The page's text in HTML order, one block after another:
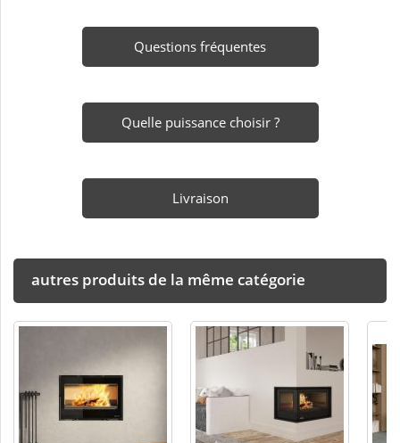
Questions fréquentes
Quelle puissance choisir ?
Livraison
autres produits de la même catégorie